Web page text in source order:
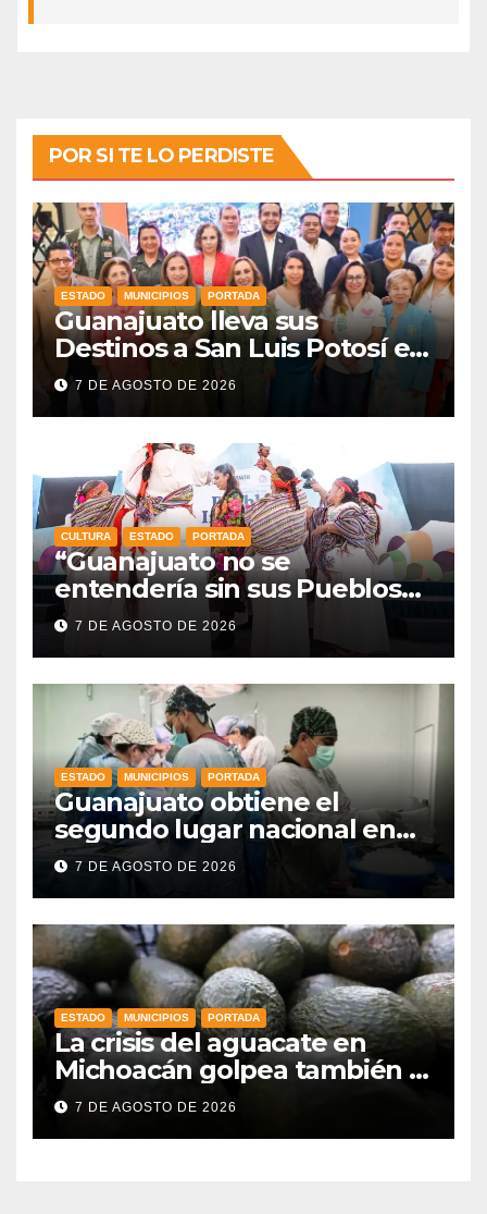
POR SI TE LO PERDISTE
ESTADO MUNICIPIOS PORTADA
Guanajuato lleva sus
Destinos a San Luis Potosí en
vísperas de la FENAPO
7 DE AGOSTO DE 2026
CULTURA ESTADO PORTADA
“Guanajuato no se
entendería sin sus Pueblos
Indígenas”: Libia Dennise
fortalece el orgullo del
7 DE AGOSTO DE 2026
ESTADO MUNICIPIOS PORTADA
Guanajuato obtiene el
segundo lugar nacional en
procuración de órganos
7 DE AGOSTO DE 2026
ESTADO MUNICIPIOS PORTADA
La crisis del aguacate en
Michoacán golpea también a
productores de Guanajuato
7 DE AGOSTO DE 2026